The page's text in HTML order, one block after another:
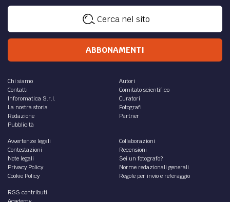
Cerca nel sito
ABBONAMENTI
Chi siamo
Contatti
Inforomatica S.r.l.
La nostra storia
Redazione
Pubblicità
Autori
Comitato scientifico
Curatori
Fotografi
Partner
Avvertenze legali
Contestazioni
Note legali
Privacy Policy
Cookie Policy
Collaborazioni
Recensioni
Sei un fotografo?
Norme redazionali generali
Regole per invio e referaggio
RSS contributi